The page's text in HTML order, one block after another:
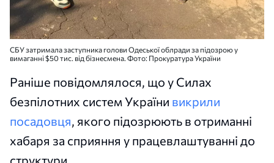
СБУ затримала заступника голови Одеської облради за підозрою у
вимаганні $50 тис. від бізнесмена. Фото: Прокуратура України
Раніше повідомлялося, що у Силах
безпілотних систем України викрили
посадовця, якого підозрюють в отриманні
хабаря за сприяння у працевлаштуванні до